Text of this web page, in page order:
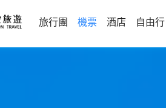
旅行團 機票 酒店 自由行